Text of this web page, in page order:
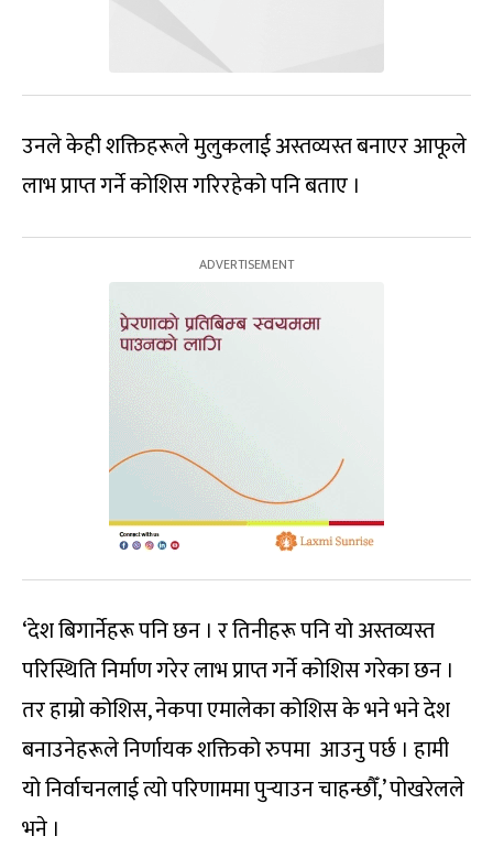
उनले केही शक्तिहरूले मुलुकलाई अस्तव्यस्त बनाएर आफूले
लाभ प्राप्त गर्ने कोशिस गरिरहेको पनि बताए ।
‘देश बिगार्नेहरू पनि छन । र तिनीहरू पनि यो अस्तव्यस्त
परिस्थिति निर्माण गरेर लाभ प्राप्त गर्ने कोशिस गरेका छन ।
तर हाम्रो कोशिस, नेकपा एमालेका कोशिस के भने भने देश
बनाउनेहरूले निर्णायक शक्तिको रुपमा आउनु पर्छ । हामी
यो निर्वाचनलाई त्यो परिणाममा पुर्‍याउन चाहन्छौँ,’ पोखरेलले
भने ।